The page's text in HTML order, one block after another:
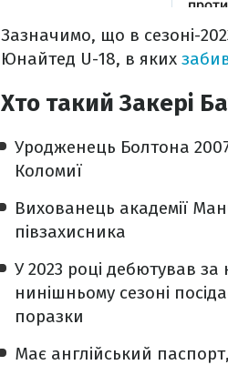
Зазначимо, що в сезоні-
Юнайтед U-18, в яких
Хто такий Закері
Уродженець Болтона
Коломиї
Вихованець академії
півзахисника
У 2023 році дебютував
нинішньому сезоні
поразки
Має англійський